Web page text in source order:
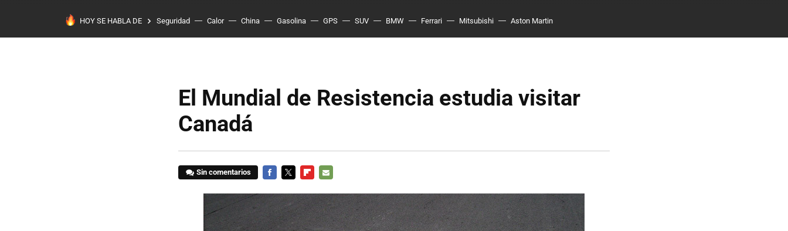
HOY SE HABLA DE Seguridad Calor China Gasolina GPS SUV BMW Ferrari Mitsubishi Aston Martin
El Mundial de Resistencia estudia visitar
Canadá
Sin comentarios
MAIL